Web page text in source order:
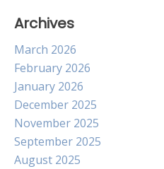
Archives
March 2026
February 2026
January 2026
December 2025
November 2025
September 2025
August 2025